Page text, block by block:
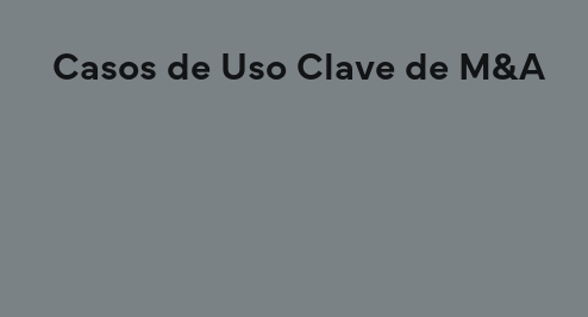
Casos de Uso Clave de M&A